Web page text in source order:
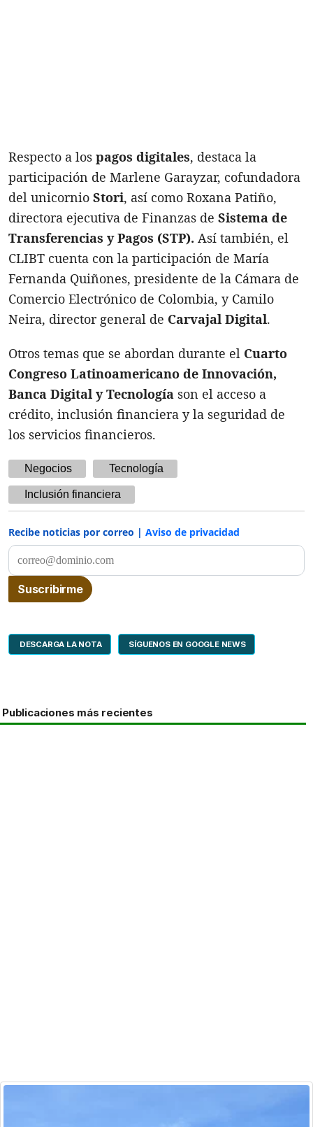
Respecto a los pagos digitales, destaca la
participación de Marlene Garayzar, cofundadora
del unicornio Stori, así como Roxana Patiño,
directora ejecutiva de Finanzas de Sistema de
Transferencias y Pagos (STP). Así también, el
CLIBT cuenta con la participación de María
Fernanda Quiñones, presidente de la Cámara de
Comercio Electrónico de Colombia, y Camilo
Neira, director general de Carvajal Digital.
Otros temas que se abordan durante el Cuarto
Congreso Latinoamericano de Innovación,
Banca Digital y Tecnología son el acceso a
crédito, inclusión financiera y la seguridad de
los servicios financieros.
Negocios Tecnología
Inclusión financiera
Recibe noticias por correo | Aviso de privacidad
DESCARGA LA NOTA SÍGUENOS EN GOOGLE NEWS
Publicaciones más recientes